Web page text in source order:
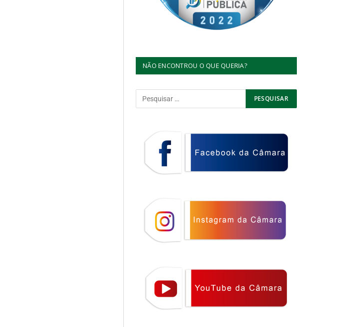
NÃO ENCONTROU O QUE QUERIA?